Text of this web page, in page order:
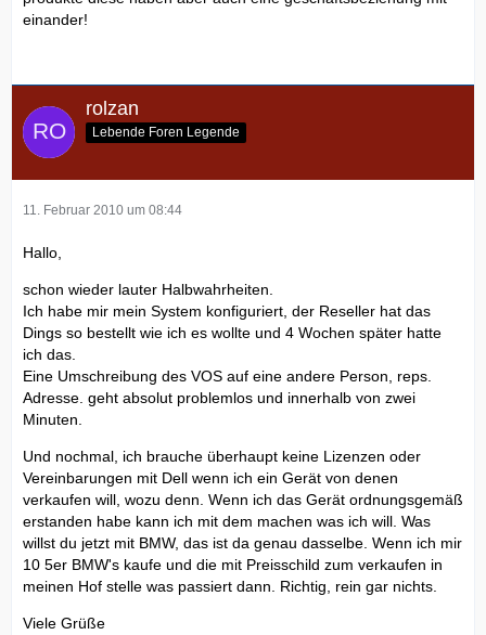
einander!
rolzan
Lebende Foren Legende
11. Februar 2010 um 08:44
Hallo,
schon wieder lauter Halbwahrheiten.
Ich habe mir mein System konfiguriert, der Reseller hat das
Dings so bestellt wie ich es wollte und 4 Wochen später hatte
ich das.
Eine Umschreibung des VOS auf eine andere Person, reps.
Adresse. geht absolut problemlos und innerhalb von zwei
Minuten.
Und nochmal, ich brauche überhaupt keine Lizenzen oder
Vereinbarungen mit Dell wenn ich ein Gerät von denen
verkaufen will, wozu denn. Wenn ich das Gerät ordnungsgemäß
erstanden habe kann ich mit dem machen was ich will. Was
willst du jetzt mit BMW, das ist da genau dasselbe. Wenn ich mir
10 5er BMW's kaufe und die mit Preisschild zum verkaufen in
meinen Hof stelle was passiert dann. Richtig, rein gar nichts.
Viele Grüße